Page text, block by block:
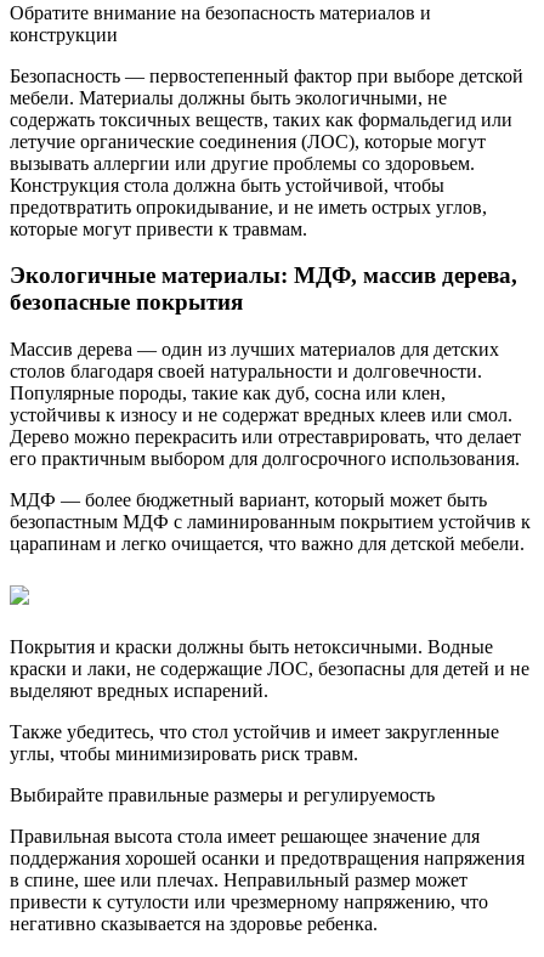
Обратите внимание на безопасность материалов и
конструкции
Безопасность — первостепенный фактор при выборе детской
мебели. Материалы должны быть экологичными, не
содержать токсичных веществ, таких как формальдегид или
летучие органические соединения (ЛОС), которые могут
вызывать аллергии или другие проблемы со здоровьем.
Конструкция стола должна быть устойчивой, чтобы
предотвратить опрокидывание, и не иметь острых углов,
которые могут привести к травмам.
Экологичные материалы: МДФ, массив дерева,
безопасные покрытия
Массив дерева — один из лучших материалов для детских
столов благодаря своей натуральности и долговечности.
Популярные породы, такие как дуб, сосна или клен,
устойчивы к износу и не содержат вредных клеев или смол.
Дерево можно перекрасить или отреставрировать, что делает
его практичным выбором для долгосрочного использования.
МДФ — более бюджетный вариант, который может быть
безопастным МДФ с ламинированным покрытием устойчив к
царапинам и легко очищается, что важно для детской мебели.
Покрытия и краски должны быть нетоксичными. Водные
краски и лаки, не содержащие ЛОС, безопасны для детей и не
выделяют вредных испарений.
Также убедитесь, что стол устойчив и имеет закругленные
углы, чтобы минимизировать риск травм.
Выбирайте правильные размеры и регулируемость
Правильная высота стола имеет решающее значение для
поддержания хорошей осанки и предотвращения напряжения
в спине, шее или плечах. Неправильный размер может
привести к сутулости или чрезмерному напряжению, что
негативно сказывается на здоровье ребенка.